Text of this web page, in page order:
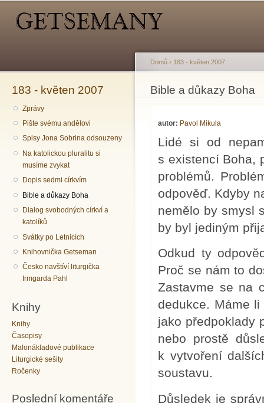
183 - květen 2007
Zprávy
Pište svému andělovi
Spisy Jona Sobrina odsouzeny
Na katolickou pluralitu si
musíme zvykat
Dopis sedmi církvím
Bible a důkazy Boha
Dialog svobodných církví a
katolíků
Svátky po Letnicích
Knihovnička Getseman
Česko navštíví liturgička
Irmgarda Pahl
Knihy
Knihy
Časopisy
Malonákladové publikace
Liturgické sešity
Ročenky
Poslední komentáře
Jste zde
Domů › 183 - květen 2007
Bible a důkazy Boha
autor: Pavol Mikula
Lidé si od
s existencí Boha,
problémů.
odpověď. Kdyby
nemělo by smysl
by byl jediným
Odkud ty
Proč se nám to
Zastavme se na
dedukce. Máme
jako předpoklady
nebo prostě
k vytvoření
soustavu.
Důsledek je